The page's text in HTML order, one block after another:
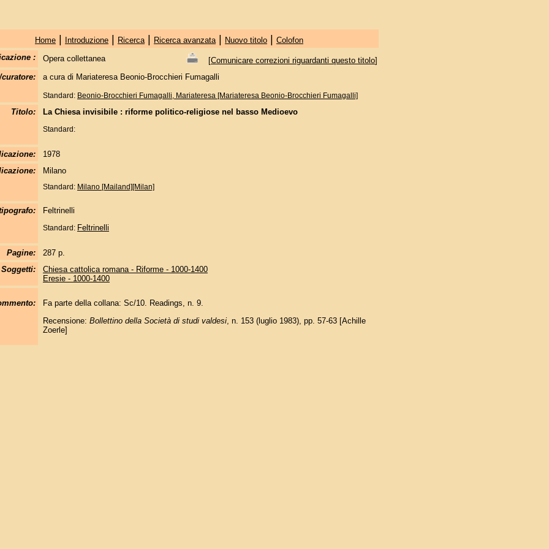
Home| Introduzione| Ricerca| Ricerca avanzata| Nuovo titolo| Colofon
:
Opera collettanea [Comunicare correzioni riguardanti questo titolo]
a cura di Mariateresa Beonio-Brocchieri Fumagalli
Standard: Beonio-Brocchieri Fumagalli, Mariateresa [Mariateresa Beonio-Brocchieri Fumagalli]
Titolo: La Chiesa invisibile : riforme politico-religiose nel basso Medioevo
Standard:
1978
Milano
Standard: Milano [Mailand][Milan]
Feltrinelli
Standard: Feltrinelli
Pagine:
287 p.
Soggetti:
Chiesa cattolica romana - Riforme - 1000-1400
Eresie - 1000-1400
Fa parte della collana: Sc/10. Readings, n. 9.
Recensione: Bollettino della Società di studi valdesi, n. 153 (luglio 1983), pp. 57-63 [Achille
Zoerle]